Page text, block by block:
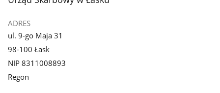
ADRES
ul. 9-go Maja 31
98-100 Łask
NIP 8311008893
Regon